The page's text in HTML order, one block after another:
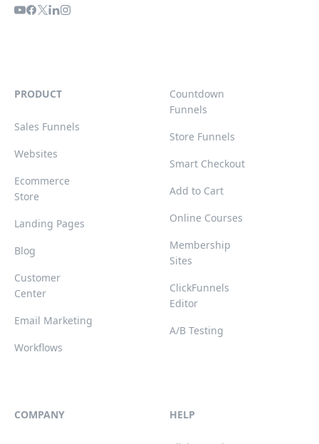
PRODUCT
Sales Funnels
Websites
Ecommerce
Store
Landing Pages
Blog
Customer
Center
Email Marketing
Workflows
Countdown
Funnels
Store Funnels
Smart Checkout
Add to Cart
Online Courses
Membership
Sites
ClickFunnels
Editor
A/B Testing
COMPANY HELP